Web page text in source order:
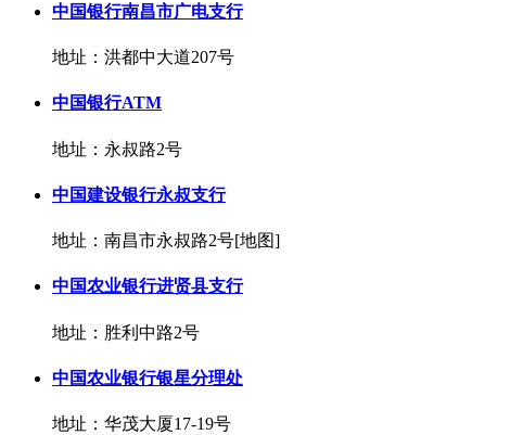
中国银行南昌市广电支行
地址：洪都中大道207号
中国银行ATM
地址：永叔路2号
中国建设银行永叔支行
地址：南昌市永叔路2号[地图]
中国农业银行进贤县支行
地址：胜利中路2号
中国农业银行银星分理处
地址：华茂大厦17-19号